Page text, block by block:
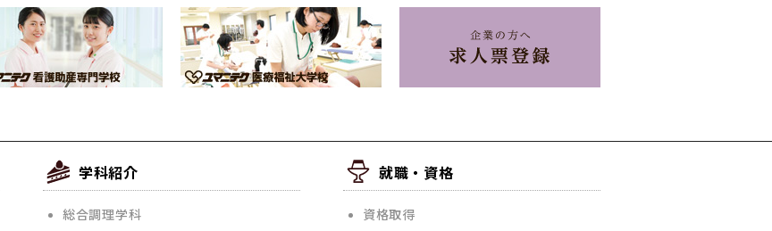
学科紹介
総合調理学科
就職・資格
資格取得